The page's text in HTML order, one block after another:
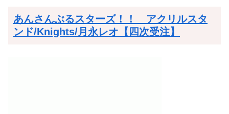
あんさんぶるスターズ！！ アクリルスタ
ンド/Knights/月永レオ【四次受注】